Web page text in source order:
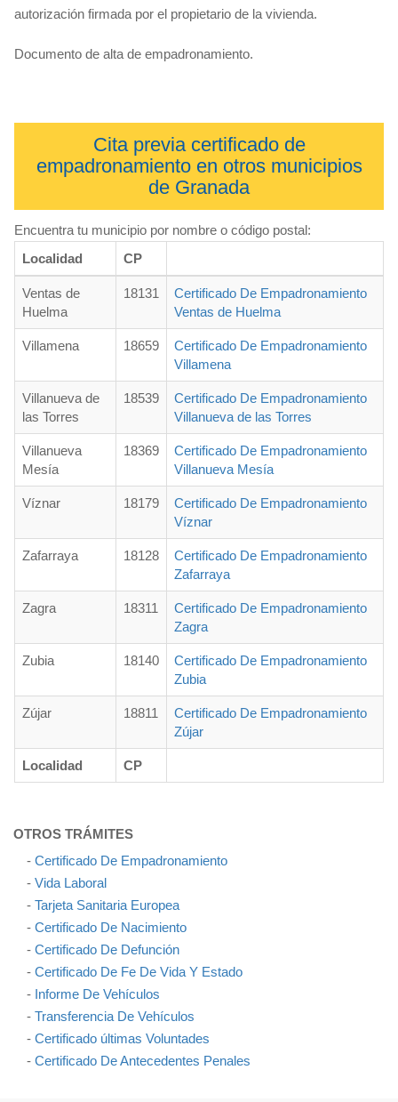
autorización firmada por el propietario de la vivienda.
Documento de alta de empadronamiento.
Cita previa certificado de
empadronamiento en otros municipios
de Granada
Encuentra tu municipio por nombre o código postal:
Localidad
CP
Ventas de
Huelma
18131
Certificado De Empadronamiento
Ventas de Huelma
Villamena 18659
Certificado De Empadronamiento
Villamena
Villanueva de
las Torres
18539
Certificado De Empadronamiento
Villanueva de las Torres
Villanueva
Mesía
18369
Certificado De Empadronamiento
Villanueva Mesía
Víznar 18179
Certificado De Empadronamiento
Víznar
Zafarraya 18128
Certificado De Empadronamiento
Zafarraya
Zagra 18311
Certificado De Empadronamiento
Zagra
Zubia 18140
Certificado De Empadronamiento
Zubia
Zújar 18811
Certificado De Empadronamiento
Zújar
Localidad CP
OTROS TRÁMITES
- Certificado De Empadronamiento
- Vida Laboral
- Tarjeta Sanitaria Europea
- Certificado De Nacimiento
- Certificado De Defunción
- Certificado De Fe De Vida Y Estado
- Informe De Vehículos
- Transferencia De Vehículos
- Certificado últimas Voluntades
- Certificado De Antecedentes Penales